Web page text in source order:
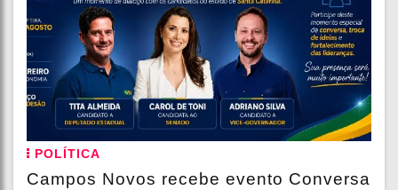
POLÍTICA
Campos Novos recebe evento Conversa